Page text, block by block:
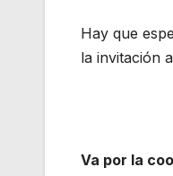
Hay que
la invitación
Va por la